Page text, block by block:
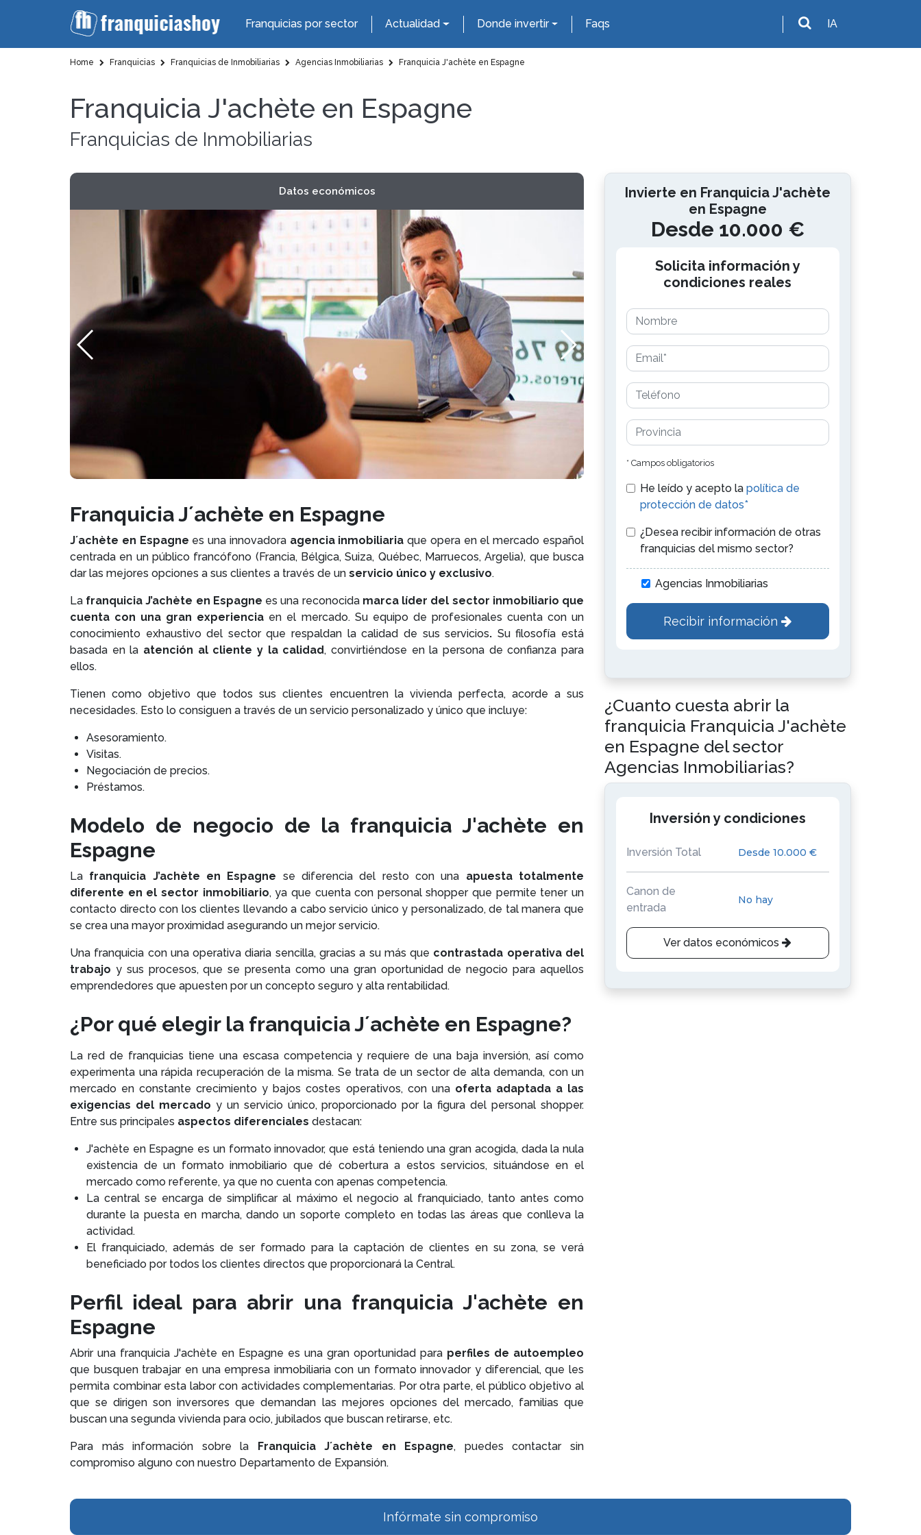
Franquicias por sector Actualidad Donde invertir Faqs IA
Home Franquicias Franquicias de Inmobiliarias Agencias Inmobiliarias Franquicia J'achète en Espagne
Franquicia J'achète en Espagne
Franquicias de Inmobiliarias
Datos económicos
Franquicia J´achète en Espagne
J´achète en Espagne es una innovadora agencia inmobiliaria que opera en el mercado español
centrada en un público francófono (Francia, Bélgica, Suiza, Québec, Marruecos, Argelia), que busca
dar las mejores opciones a sus clientes a través de un servicio único y exclusivo.
La franquicia J’achète en Espagne es una reconocida marca líder del sector inmobiliario que
cuenta con una gran experiencia en el mercado. Su equipo de profesionales cuenta con un
conocimiento exhaustivo del sector que respaldan la calidad de sus servicios. Su filosofía está
basada en la atención al cliente y la calidad, convirtiéndose en la persona de confianza para
ellos.
Tienen como objetivo que todos sus clientes encuentren la vivienda perfecta, acorde a sus
necesidades. Esto lo consiguen a través de un servicio personalizado y único que incluye:
Asesoramiento.
Visitas.
Negociación de precios.
Préstamos.
Modelo de negocio de la franquicia J'achète en
Espagne
La franquicia J’achète en Espagne se diferencia del resto con una apuesta totalmente
diferente en el sector inmobiliario, ya que cuenta con personal shopper que permite tener un
contacto directo con los clientes llevando a cabo servicio único y personalizado, de tal manera que
se crea una mayor proximidad asegurando un mejor servicio.
Una franquicia con una operativa diaria sencilla, gracias a su más que contrastada operativa del
trabajo y sus procesos, que se presenta como una gran oportunidad de negocio para aquellos
emprendedores que apuesten por un concepto seguro y alta rentabilidad.
¿Por qué elegir la franquicia J´achète en Espagne?
La red de franquicias tiene una escasa competencia y requiere de una baja inversión, así como
experimenta una rápida recuperación de la misma. Se trata de un sector de alta demanda, con un
mercado en constante crecimiento y bajos costes operativos, con una oferta adaptada a las
exigencias del mercado y un servicio único, proporcionado por la figura del personal shopper.
Entre sus principales aspectos diferenciales destacan:
J'achète en Espagne es un formato innovador, que está teniendo una gran acogida, dada la nula
existencia de un formato inmobiliario que dé cobertura a estos servicios, situándose en el
mercado como referente, ya que no cuenta con apenas competencia.
La central se encarga de simplificar al máximo el negocio al franquiciado, tanto antes como
durante la puesta en marcha, dando un soporte completo en todas las áreas que conlleva la
actividad.
El franquiciado, además de ser formado para la captación de clientes en su zona, se verá
beneficiado por todos los clientes directos que proporcionará la Central.
Perfil ideal para abrir una franquicia J'achète en
Espagne
Abrir una franquicia J'achète en Espagne es una gran oportunidad para perfiles de autoempleo
que busquen trabajar en una empresa inmobiliaria con un formato innovador y diferencial, que les
permita combinar esta labor con actividades complementarias. Por otra parte, el público objetivo al
que se dirigen son inversores que demandan las mejores opciones del mercado, familias que
buscan una segunda vivienda para ocio, jubilados que buscan retirarse, etc.
Para más información sobre la Franquicia J´achète en Espagne, puedes contactar sin
compromiso alguno con nuestro Departamento de Expansión.
Invierte en Franquicia J'achète
en Espagne
Desde 10.000 €
Solicita información y
condiciones reales
* Campos obligatorios
He leído y acepto la política de
protección de datos*
¿Desea recibir información de otras
franquicias del mismo sector?
Agencias Inmobiliarias
Recibir información
¿Cuanto cuesta abrir la
franquicia Franquicia J'achète
en Espagne del sector
Agencias Inmobiliarias?
Inversión y condiciones
Inversión Total Desde 10.000 €
Canon de
entrada
No hay
Ver datos económicos
Infórmate sin compromiso